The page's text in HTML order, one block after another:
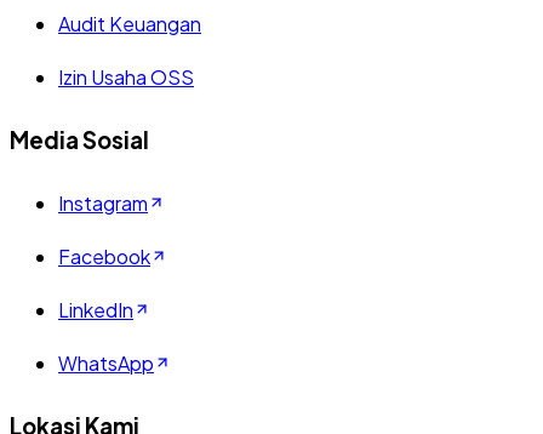
Audit Keuangan
Izin Usaha OSS
Media Sosial
Instagram
Facebook
LinkedIn
WhatsApp
Lokasi Kami